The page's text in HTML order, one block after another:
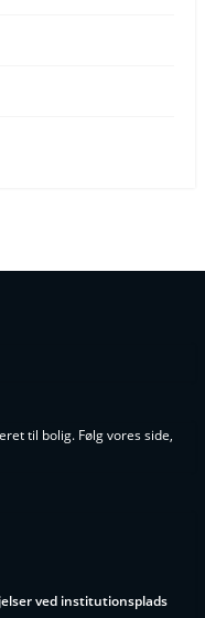
til bolig. Følg vores side,
ved institutionsplads